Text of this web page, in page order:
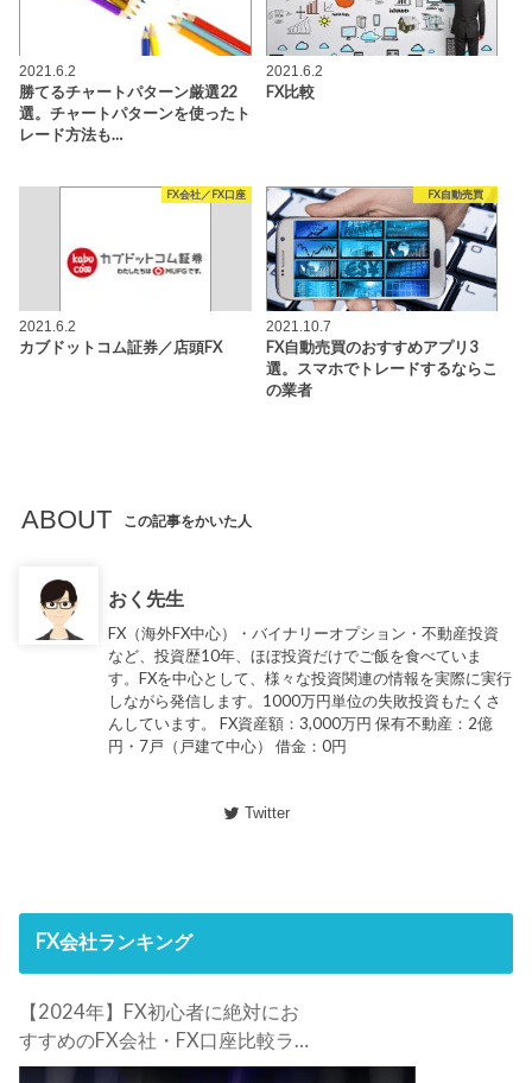
2021.6.2
勝てるチャートパターン厳選22
選。チャートパターンを使ったト
レード方法も…
2021.6.2
FX比較
FX会社／FX口座
2021.6.2
カブドットコム証券／店頭FX
FX自動売買
2021.10.7
FX自動売買のおすすめアプリ3
選。スマホでトレードするならこ
の業者
ABOUT この記事をかいた人
おく先生
FX（海外FX中心）・バイナリーオプション・不動産投資
など、投資歴10年、ほぼ投資だけでご飯を食べていま
す。FXを中心として、様々な投資関連の情報を実際に実行
しながら発信します。1000万円単位の失敗投資もたくさ
んしています。 FX資産額：3,000万円 保有不動産：2億
円・7戸（戸建て中心） 借金：0円
Twitter
FX会社ランキング
【2024年】FX初心者に絶対にお
すすめのFX会社・FX口座比較ラン
キング。FX初心者におすすめの理